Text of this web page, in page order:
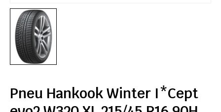
Pneu Hankook Winter I*Cept